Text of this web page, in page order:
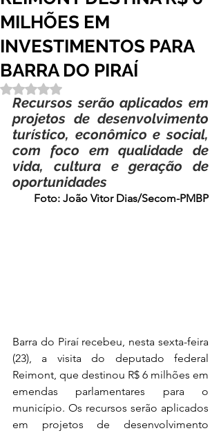
MILHÕES EM
INVESTIMENTOS PARA
BARRA DO PIRAÍ
Avaliado com NaN de 5 estrelas.
Recursos serão aplicados em
projetos de desenvolvimento
turístico, econômico e social,
com foco em qualidade de
vida, cultura e geração de
oportunidades
Foto: João Vitor Dias/Secom-PMBP
Barra do Piraí recebeu, nesta sexta-feira
(23), a visita do deputado federal
Reimont, que destinou R$ 6 milhões em
emendas parlamentares para o
município. Os recursos serão aplicados
em projetos de desenvolvimento